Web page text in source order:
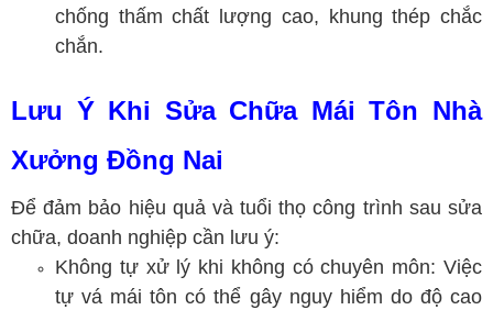
chống thấm chất lượng cao, khung thép chắc
chắn.
Lưu Ý Khi Sửa Chữa Mái Tôn Nhà
Xưởng Đồng Nai
Để đảm bảo hiệu quả và tuổi thọ công trình sau sửa
chữa, doanh nghiệp cần lưu ý:
Không tự xử lý khi không có chuyên môn: Việc
tự vá mái tôn có thể gây nguy hiểm do độ cao